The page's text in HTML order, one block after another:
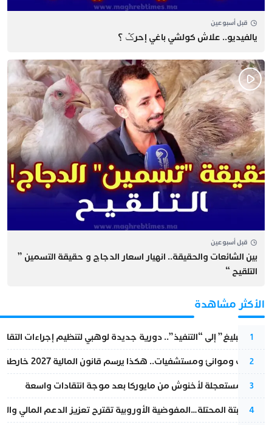
قبل أسبوعين
يالفيديو.. علاش كولشي باغي إحرݣ ؟
قبل أسبوعين
بين الشائعات والحقيقة.. انهيار اسعار الدجاج و حقيقة التسمين ”
التلقيح “
الأكثر مشاهدة
1
من “التبليغ” إلى “التنفيذ”.. دورية جديدة لوهبي لتنظيم إجراءات
2
قطارات وموانئ ومستشفيات.. هكذا يرسم قانون المالية 2027 خارطة المغرب المقبل
3
عودة مستعجلة لأخنوش من مايوركا بعد موجة انتقادات واسعة
4
أزمة سبتة المحتلة…المفوضية الأوروبية تقترح تعزيز الدعم المالي